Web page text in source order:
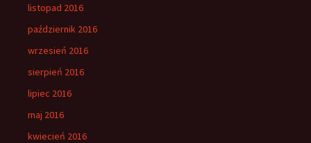
listopad 2016
październik 2016
wrzesień 2016
sierpień 2016
lipiec 2016
maj 2016
kwiecień 2016